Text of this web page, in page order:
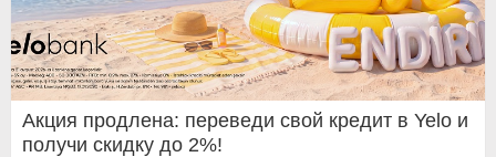
Акция продлена: переведи свой кредит в Yelo и
получи скидку до 2%!